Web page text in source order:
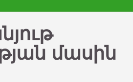
մասին